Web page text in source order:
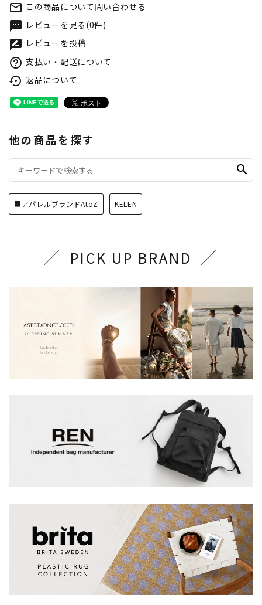
mail_outline この商品について問い合わせる
textsms レビューを見る(0件)
rate_review レビューを投稿
help_outline 支払い・配送について
settings_backup_restore 返品について
他の商品を探す
search
■アパレルブランドAtoZ KELEN
PICK UP BRAND